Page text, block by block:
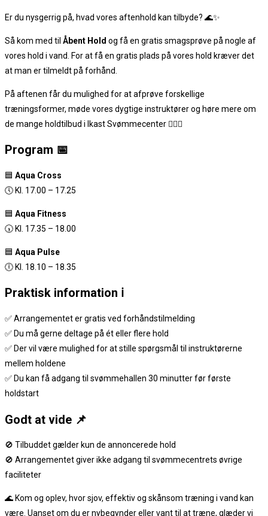
Er du nysgerrig på, hvad vores aftenhold kan tilbyde? 🌊✨
Så kom med til Åbent Hold og få en gratis smagsprøve på nogle af
vores hold i vand. For at få en gratis plads på vores hold kræver det
at man er tilmeldt på forhånd.
På aftenen får du mulighed for at afprøve forskellige
træningsformer, møde vores dygtige instruktører og høre mere om
de mange holdtilbud i Ikast Svømmecenter 🏊‍♀️💪
Program 📅
🟦 Aqua Cross
🕔 Kl. 17.00 – 17.25
🟦 Aqua Fitness
🕠 Kl. 17.35 – 18.00
🟦 Aqua Pulse
🕕 Kl. 18.10 – 18.35
Praktisk information ℹ️
✅ Arrangementet er gratis ved forhåndstilmelding
✅ Du må gerne deltage på ét eller flere hold
✅ Der vil være mulighed for at stille spørgsmål til instruktørerne
mellem holdene
✅ Du kan få adgang til svømmehallen 30 minutter før første
holdstart
Godt at vide 📌
🚫 Tilbuddet gælder kun de annoncerede hold
🚫 Arrangementet giver ikke adgang til svømmecentrets øvrige
faciliteter
🌊 Kom og oplev, hvor sjov, effektiv og skånsom træning i vand kan
være. Uanset om du er nybegynder eller vant til at træne, glæder vi